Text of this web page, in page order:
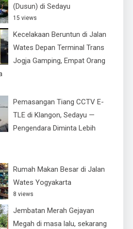
(Dusun) di Sedayu
15 views
Kecelakaan Beruntun di Jalan
Wates Depan Terminal Trans
Jogja Gamping, Empat Orang
Pemasangan Tiang CCTV E-
TLE di Klangon, Sedayu —
Pengendara Diminta Lebih
Rumah Makan Besar di Jalan
Wates Yogyakarta
8 views
Jembatan Merah Gejayan
Megah di masa lalu, sekarang